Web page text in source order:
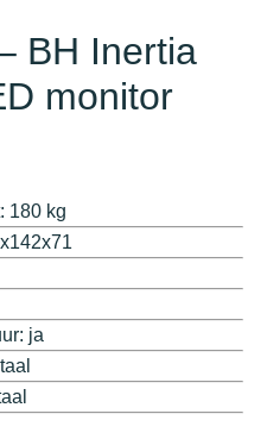
BH Inertia
monitor
180 kg
ja